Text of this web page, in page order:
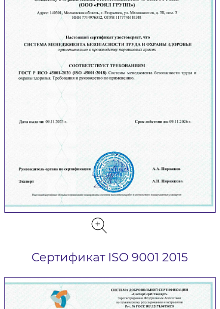
Сертификат ISO 9001 2015